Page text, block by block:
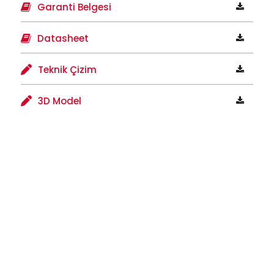
Garanti Belgesi
Datasheet
Teknik Çizim
3D Model